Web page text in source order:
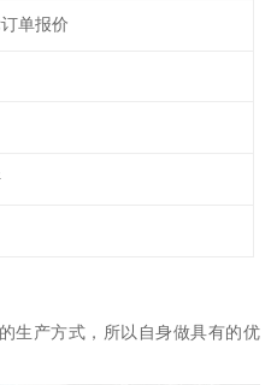
单报价
生产方式，所以自身做具有的优